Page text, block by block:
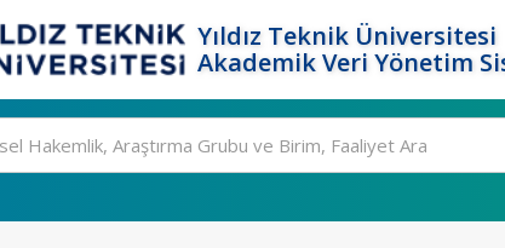
Yıldız Teknik Üniversitesi
Akademik Veri Yönetim